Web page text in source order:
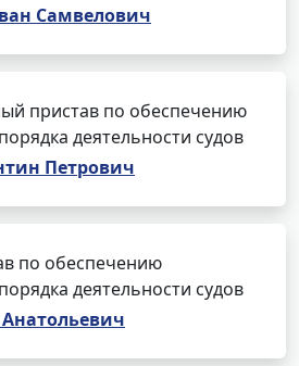
Самвелович
пристав по обеспечению
деятельности судов
Петрович
по обеспечению
деятельности судов